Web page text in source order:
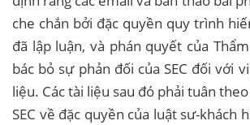
che chắn bởi đặc quyền quy trình
đã lập luận, và phán quyết của
bác bỏ sự phản đối của SEC đối với
liệu. Các tài liệu sau đó phải tuân
SEC về đặc quyền của luật sư-khách